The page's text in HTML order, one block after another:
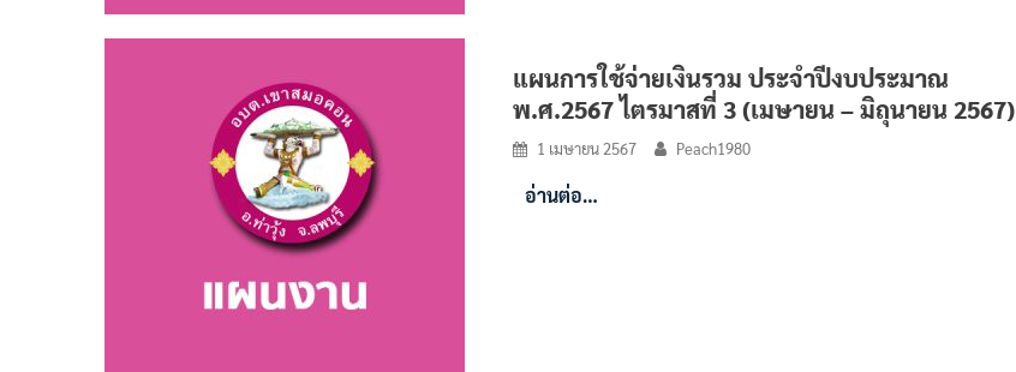
แผนการใช้จ่ายเงินรวม ประจำปีงบประมาณ
พ.ศ.2567 ไตรมาสที่ 3 (เมษายน – มิถุนายน 2567)
1 เมษายน 2567 Peach1980
อ่านต่อ…